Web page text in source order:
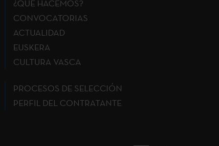
¿QUÉ HACEMOS?
CONVOCATORIAS
ACTUALIDAD
EUSKERA
CULTURA VASCA
PROCESOS DE SELECCIÓN
PERFIL DEL CONTRATANTE